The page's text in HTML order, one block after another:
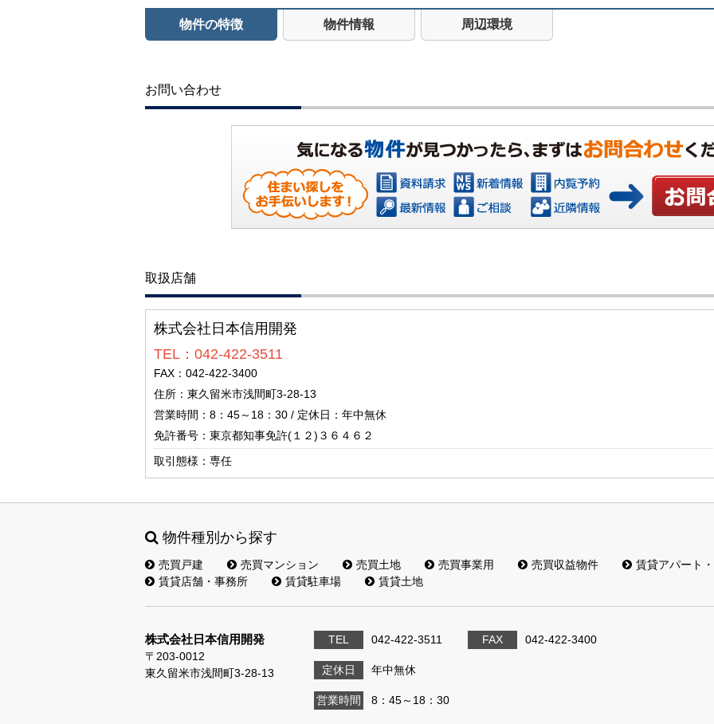
物件の特徴 物件情報 周辺環境
お問い合わせ
取扱店舗
株式会社日本信用開発
TEL：042-422-3511
FAX：042-422-3400
住所：東久留米市浅間町3-28-13
営業時間：8：45～18：30 / 定休日：年中無休
免許番号：東京都知事免許(１２)３６４６２
取引態様：専任
物件種別から探す
売買戸建 売買マンション 売買土地 売買事業用 売買収益物件
賃貸アパート
賃貸店舗・事務所
賃貸駐車場 賃貸土地
株式会社日本信用開発
〒203-0012
東久留米市浅間町3-28-13
TEL 042-422-3511 FAX 042-422-3400
定休日 年中無休
営業時間 8：45～18：30